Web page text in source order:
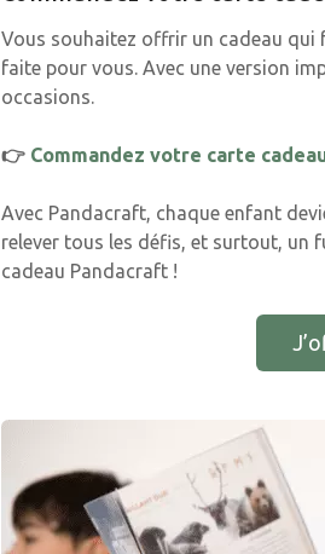
Vous souhaitez offrir un cadeau qui
faite pour vous. Avec une version
occasions.
👉 Commandez votre carte
Avec Pandacraft, chaque enfant
relever tous les défis, et surtout, un
cadeau Pandacraft !